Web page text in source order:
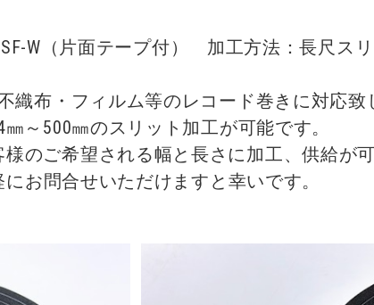
W（片面テープ付）　加工方法：長尺ス
織布・フィルム等のレコード巻きに対応致
～500㎜のスリット加工が可能です。
のご希望される幅と長さに加工、供給が
にお問合せいただけますと幸いです。